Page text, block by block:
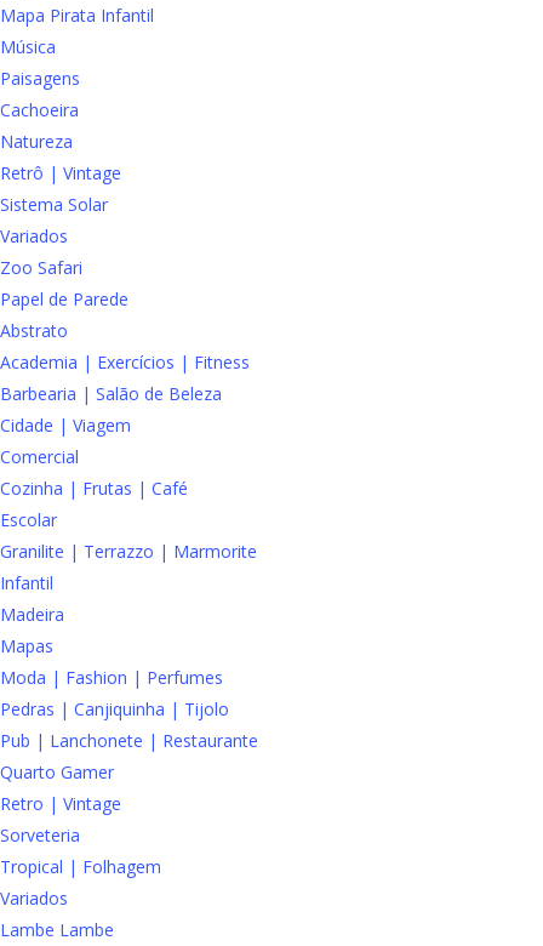
Mapa Pirata Infantil
Música
Paisagens
Cachoeira
Natureza
Retrô | Vintage
Sistema Solar
Variados
Zoo Safari
Papel de Parede
Abstrato
Academia | Exercícios | Fitness
Barbearia | Salão de Beleza
Cidade | Viagem
Comercial
Cozinha | Frutas | Café
Escolar
Granilite | Terrazzo | Marmorite
Infantil
Madeira
Mapas
Moda | Fashion | Perfumes
Pedras | Canjiquinha | Tijolo
Pub | Lanchonete | Restaurante
Quarto Gamer
Retro | Vintage
Sorveteria
Tropical | Folhagem
Variados
Lambe Lambe